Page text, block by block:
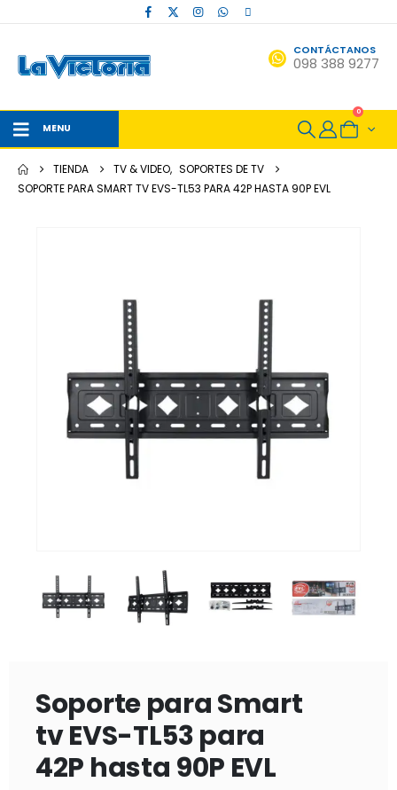
CONTÁCTANOS
098 388 9277
MENU
0
TIENDA TV & VIDEO, SOPORTES DE TV
SOPORTE PARA SMART TV EVS-TL53 PARA 42P HASTA 90P EVL
Soporte para Smart
tv EVS-TL53 para
42P hasta 90P EVL